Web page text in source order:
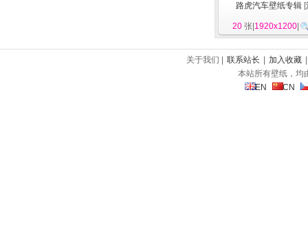
路虎汽车壁纸专辑 [
20 张| 1920x1200
关于我们 | 联系站长 加入收藏
本站所有壁纸，均
EN
CN